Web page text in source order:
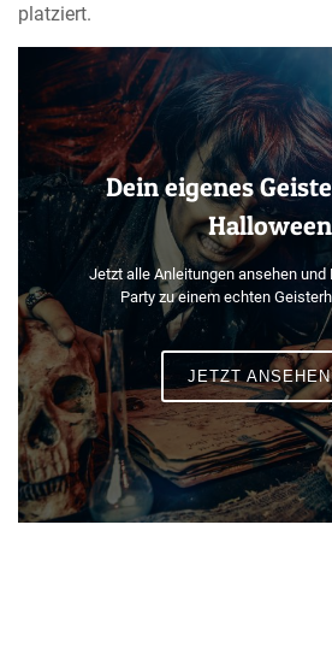
platziert.
Dein eigenes
Halloween
Jetzt alle Anleitungen ansehen und
Party zu einem echten
JETZT ANSEHEN